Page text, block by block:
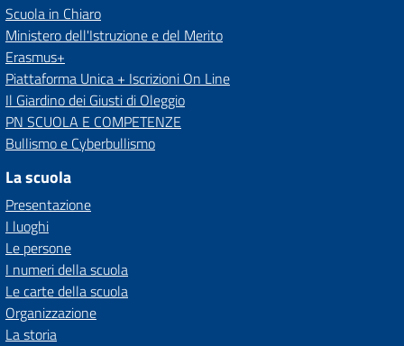
Scuola in Chiaro
Ministero dell'Istruzione e del Merito
Erasmus+
Piattaforma Unica + Iscrizioni On Line
Il Giardino dei Giusti di Oleggio
PN SCUOLA E COMPETENZE
Bullismo e Cyberbullismo
La scuola
Presentazione
I luoghi
Le persone
I numeri della scuola
Le carte della scuola
Organizzazione
La storia